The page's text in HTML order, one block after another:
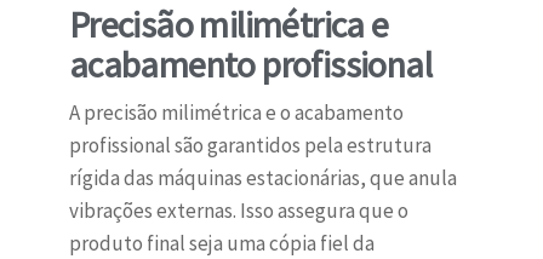
Precisão milimétrica e
acabamento profissional
A precisão milimétrica e o acabamento
profissional são garantidos pela estrutura
rígida das máquinas estacionárias, que anula
vibrações externas. Isso assegura que o
produto final seja uma cópia fiel da